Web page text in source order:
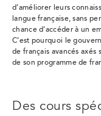
d’améliorer leurs
langue française, sans
chance d’accéder à un
C’est pourquoi le
de français avancés axés
de son programme de
Des cours